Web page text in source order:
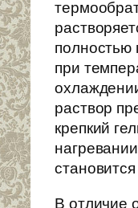
полностью
при
раствор
крепкий
В отличие